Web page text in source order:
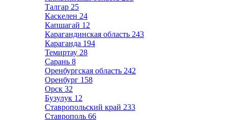
Талгар 25
Каскелен 24
Капшагай 12
Карагандинская область 243
Караганда 194
Темиртау 28
Сарань 8
Оренбургская область 242
Оренбург 158
Орск 32
Бузулук 12
Ставропольский край 233
Ставрополь 66